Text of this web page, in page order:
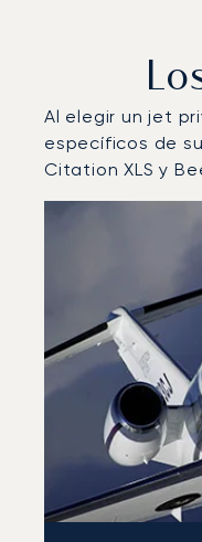
Al elegir un jet
específicos de
Citation XLS y
Aeropuerto de